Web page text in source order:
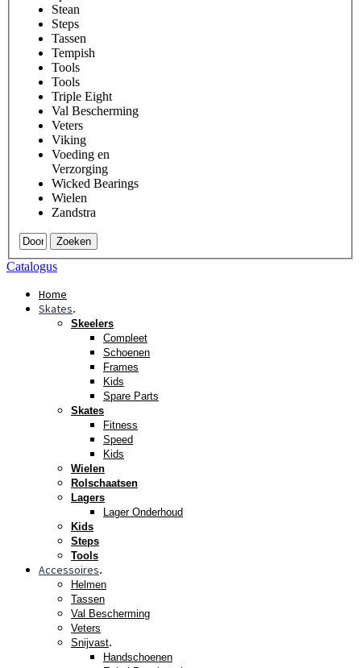
Stean
Steps
Tassen
Tempish
Tools
Tools
Triple Eight
Val Bescherming
Veters
Viking
Voeding en
Verzorging
Wicked Bearings
Wielen
Zandstra
Zoeken
Catalogus
Home
Skates.
Skeelers
Compleet
Schoenen
Frames
Kids
Spare Parts
Skates
Fitness
Speed
Kids
Wielen
Rolschaatsen
Lagers
Lager Onderhoud
Kids
Steps
Tools
Accessoires.
Helmen
Tassen
Val Bescherming
Veters
Snijvast.
Handschoenen